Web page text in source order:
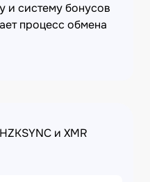
и систему бонусов
процесс обмена
и XMR